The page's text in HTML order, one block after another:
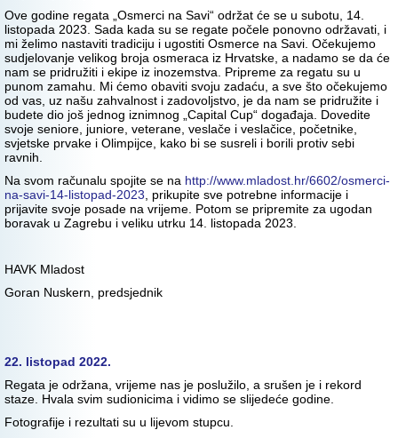
Ove godine regata „Osmerci na Savi“ održat će se u subotu, 14.
listopada 2023. Sada kada su se regate počele ponovno održavati, i
mi želimo nastaviti tradiciju i ugostiti Osmerce na Savi. Očekujemo
sudjelovanje velikog broja osmeraca iz Hrvatske, a nadamo se da će
nam se pridružiti i ekipe iz inozemstva. Pripreme za regatu su u
punom zamahu. Mi ćemo obaviti svoju zadaću, a sve što očekujemo
od vas, uz našu zahvalnost i zadovoljstvo, je da nam se pridružite i
budete dio još jednog iznimnog „Capital Cup“ događaja. Dovedite
svoje seniore, juniore, veterane, veslače i veslačice, početnike,
svjetske prvake i Olimpijce, kako bi se susreli i borili protiv sebi
ravnih.
Na svom računalu spojite se na http://www.mladost.hr/6602/osmerci-
na-savi-14-listopad-2023 , prikupite sve potrebne informacije i
prijavite svoje posade na vrijeme. Potom se pripremite za ugodan
boravak u Zagrebu i veliku utrku 14. listopada 2023.
HAVK Mladost
Goran Nuskern, predsjednik
22. listopad 2022.
Regata je održana, vrijeme nas je poslužilo, a srušen je i rekord
staze. Hvala svim sudionicima i vidimo se slijedeće godine.
Fotografije i rezultati su u lijevom stupcu.